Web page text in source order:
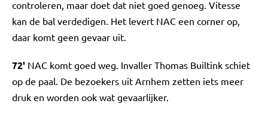
controleren, maar doet dat niet goed genoeg. Vitesse
kan de bal verdedigen. Het levert NAC een corner op,
daar komt geen gevaar uit.
72' NAC komt goed weg. Invaller Thomas Builtink schiet
op de paal. De bezoekers uit Arnhem zetten iets meer
druk en worden ook wat gevaarlijker.